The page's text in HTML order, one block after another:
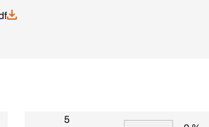
5